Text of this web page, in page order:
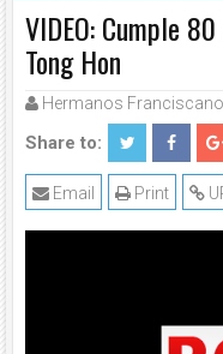
VIDEO: Cumple
Tong Hon
Hermanos
Share to:
Print
Email